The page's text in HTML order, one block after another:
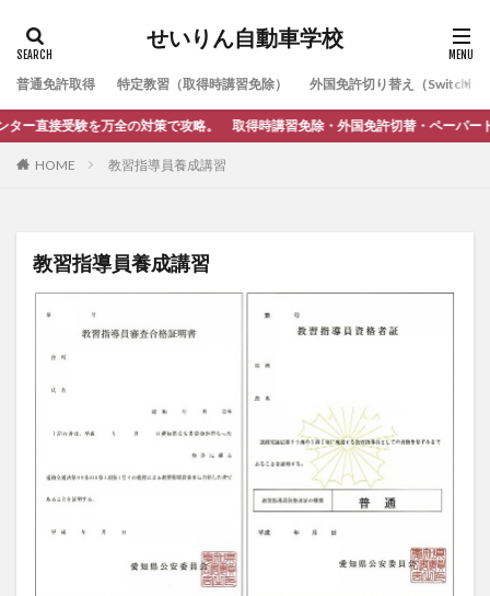
せいりん自動車学校
普通免許取得 特定教習（取得時講習免除） 外国免許切り替え（Switching
全の対策で攻略。 取得時講習免除・外国免許切替・ペーパードライバー講習
HOME 教習指導員養成講習
教習指導員養成講習